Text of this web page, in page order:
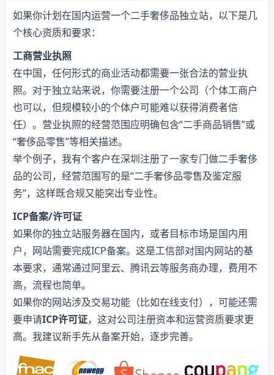
如果你计划在国内运营一个二手奢侈品独立站，以下是几
个核心资质和要求：
工商营业执照
在中国，任何形式的商业活动都需要一张合法的营业执
照。对于独立站来说，你需要注册一个公司（个体工商户
也可以，但规模较小的个体户可能难以获得消费者信
任）。营业执照的经营范围应明确包含“二手商品销售”或
“奢侈品零售”等相关描述。
举个例子，我有个客户在深圳注册了一家专门做二手奢侈
品的公司，经营范围写的是“二手奢侈品零售及鉴定服
务”，这样既合规又能突出专业性。
ICP备案/许可证
如果你的独立站服务器在国内，或者目标市场是国内用
户，网站需要完成ICP备案。这是工信部对国内网站的基
本要求，通常通过阿里云、腾讯云等服务商办理，费用不
高，流程也简单。
如果你的网站涉及交易功能（比如在线支付），可能还需
要申请ICP许可证，这对公司注册资本和运营资质要求更
高。我建议新手先从备案开始，逐步完善。